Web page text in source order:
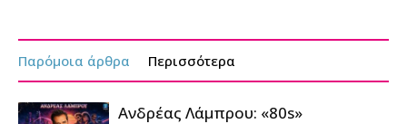
Παρόμοια άρθρα Περισσότερα
Ανδρέας Λάμπρου: «80s»